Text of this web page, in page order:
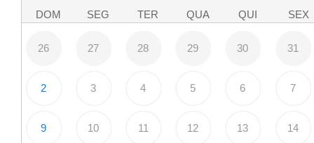
DOM SEG TER QUA QUI SEX
26 27 28 29 30 31
2 3 4 5 6 7
9 10 11 12 13 14